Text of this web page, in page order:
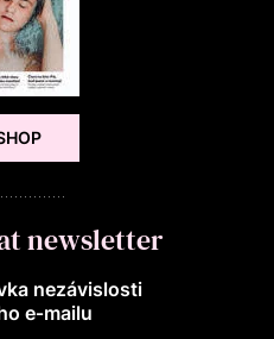
newsletter
nezávislosti
e‑mailu